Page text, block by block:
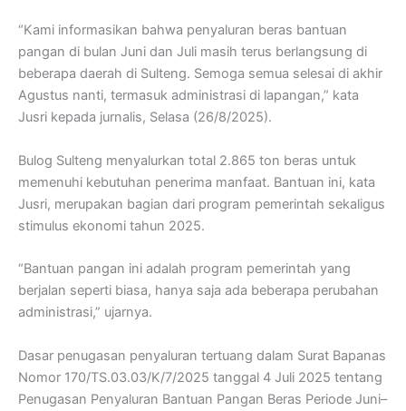
“Kami informasikan bahwa penyaluran beras bantuan
pangan di bulan Juni dan Juli masih terus berlangsung di
beberapa daerah di Sulteng. Semoga semua selesai di akhir
Agustus nanti, termasuk administrasi di lapangan,” kata
Jusri kepada jurnalis, Selasa (26/8/2025).
Bulog Sulteng menyalurkan total 2.865 ton beras untuk
memenuhi kebutuhan penerima manfaat. Bantuan ini, kata
Jusri, merupakan bagian dari program pemerintah sekaligus
stimulus ekonomi tahun 2025.
“Bantuan pangan ini adalah program pemerintah yang
berjalan seperti biasa, hanya saja ada beberapa perubahan
administrasi,” ujarnya.
Dasar penugasan penyaluran tertuang dalam Surat Bapanas
Nomor 170/TS.03.03/K/7/2025 tanggal 4 Juli 2025 tentang
Penugasan Penyaluran Bantuan Pangan Beras Periode Juni–